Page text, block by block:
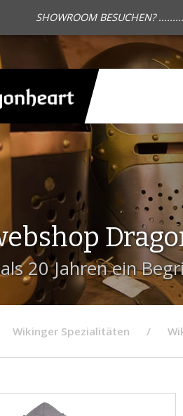
SHOWROOM BESUCHEN?
20 Jahren ein
Wikinger Spezialitäten